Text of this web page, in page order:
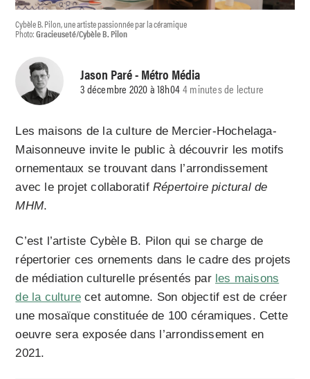
Cybèle B. Pilon, une artiste passionnée par la céramique
Photo:Gracieuseté/Cybèle B. Pilon
Jason Paré- Métro Média
3 décembre 2020 à 18h044 minutes de lecture
Les maisons de la culture de Mercier-Hochelaga-
Maisonneuve invite le public à découvrir les motifs
ornementaux se trouvant dans l’arrondissement
avec le projet collaboratifRépertoire pictural de
MHM.
C’est l’artiste Cybèle B. Pilon qui se charge de
répertorier ces ornements dans le cadre des projets
de médiation culturelle présentés par les maisons
de la culture cet automne. Son objectif est de créer
une mosaïque constituée de 100 céramiques. Cette
oeuvre sera exposée dans l’arrondissement en
2021.